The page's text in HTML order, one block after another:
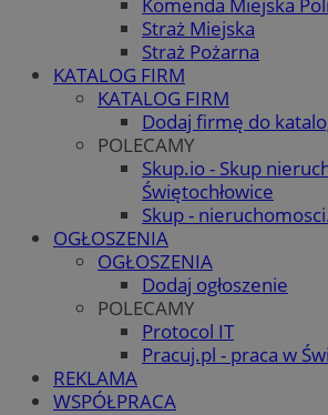
Straż Miejska
Straż Pożarna
KATALOG FIRM
KATALOG FIRM
Dodaj firmę do
POLECAMY
Skup.io - Skup
Świętochłowice
Skup -
OGŁOSZENIA
OGŁOSZENIA
Dodaj ogłoszenie
POLECAMY
Protocol IT
Pracuj.pl - praca w
REKLAMA
WSPÓŁPRACA